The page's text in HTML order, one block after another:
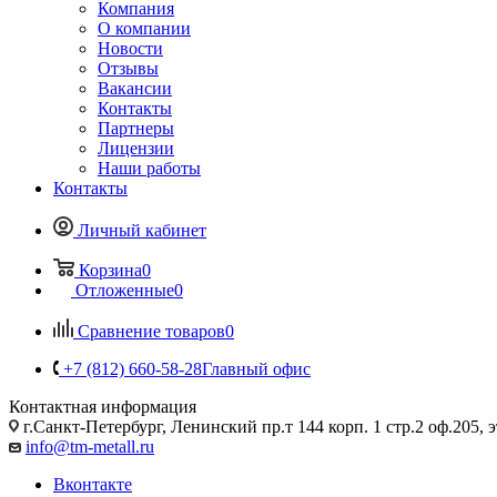
Компания
О компании
Новости
Отзывы
Вакансии
Контакты
Партнеры
Лицензии
Наши работы
Контакты
Личный кабинет
Корзина0
Отложенные0
Сравнение товаров0
+7 (812) 660-58-28Главный офис
Контактная информация
г.Санкт-Петербург, Ленинский пр.т 144 корп. 1 стр.2 оф.205,
info@tm-metall.ru
Вконтакте